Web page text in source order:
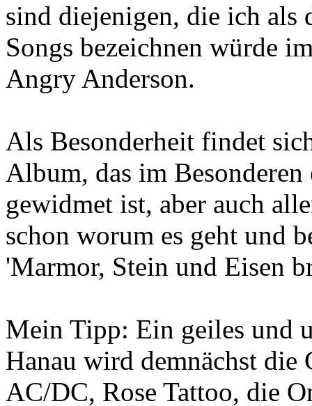
sind diejenigen, die ich als
Songs bezeichnen würde
Angry Anderson.
Als Besonderheit findet
Album, das im
gewidmet ist, aber auch
schon worum es geht und
'Marmor, Stein und Eisen
Mein Tipp: Ein geiles und
Hanau wird demnächst die
AC/DC, Rose Tattoo, die